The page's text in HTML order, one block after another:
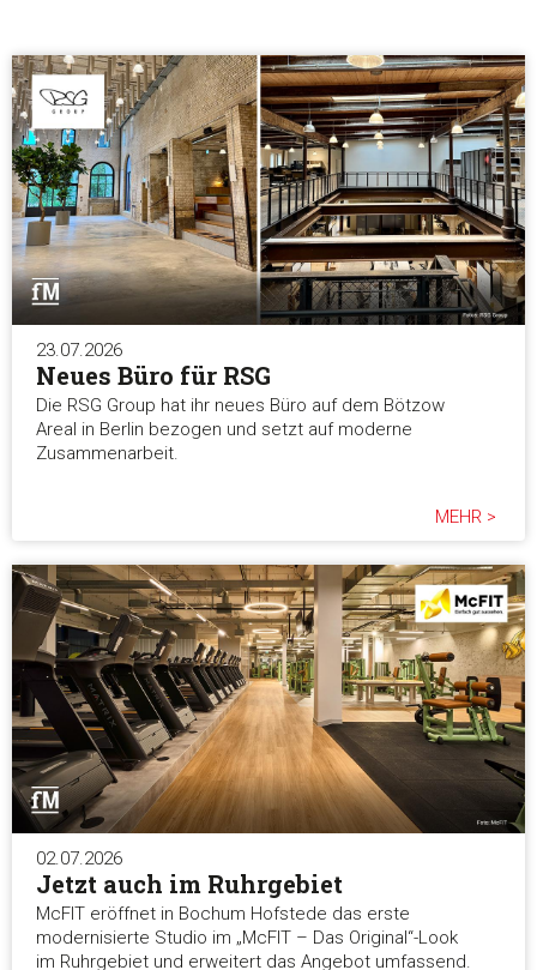
23.07.2026
Neues Büro für RSG
Die RSG Group hat ihr neues Büro auf dem Bötzow
Areal in Berlin bezogen und setzt auf moderne
Zusammenarbeit.
MEHR >
02.07.2026
Jetzt auch im Ruhrgebiet
McFIT eröffnet in Bochum Hofstede das erste
modernisierte Studio im „McFIT – Das Original“-Look
im Ruhrgebiet und erweitert das Angebot umfassend.